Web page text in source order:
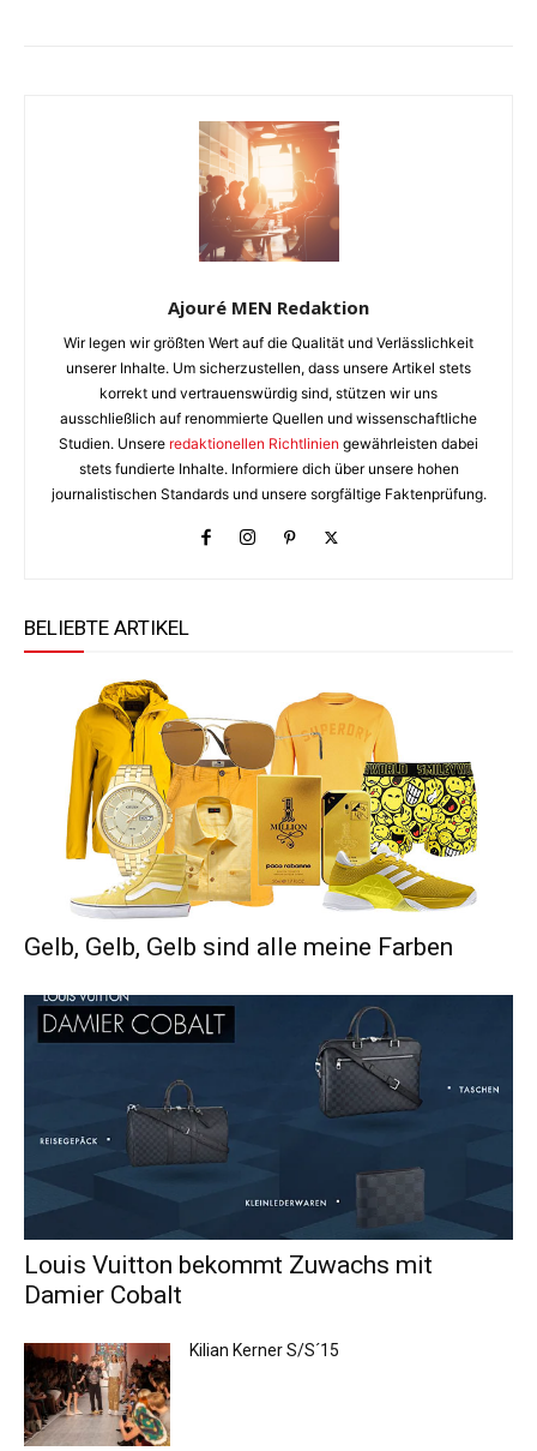
Ajouré MEN Redaktion
Wir legen wir größten Wert auf die Qualität und Verlässlichkeit
unserer Inhalte. Um sicherzustellen, dass unsere Artikel stets
korrekt und vertrauenswürdig sind, stützen wir uns
ausschließlich auf renommierte Quellen und wissenschaftliche
Studien. Unsere redaktionellen Richtlinien gewährleisten dabei
stets fundierte Inhalte. Informiere dich über unsere hohen
journalistischen Standards und unsere sorgfältige Faktenprüfung.
BELIEBTE ARTIKEL
Gelb, Gelb, Gelb sind alle meine Farben
Louis Vuitton bekommt Zuwachs mit
Damier Cobalt
Kilian Kerner S/S´15